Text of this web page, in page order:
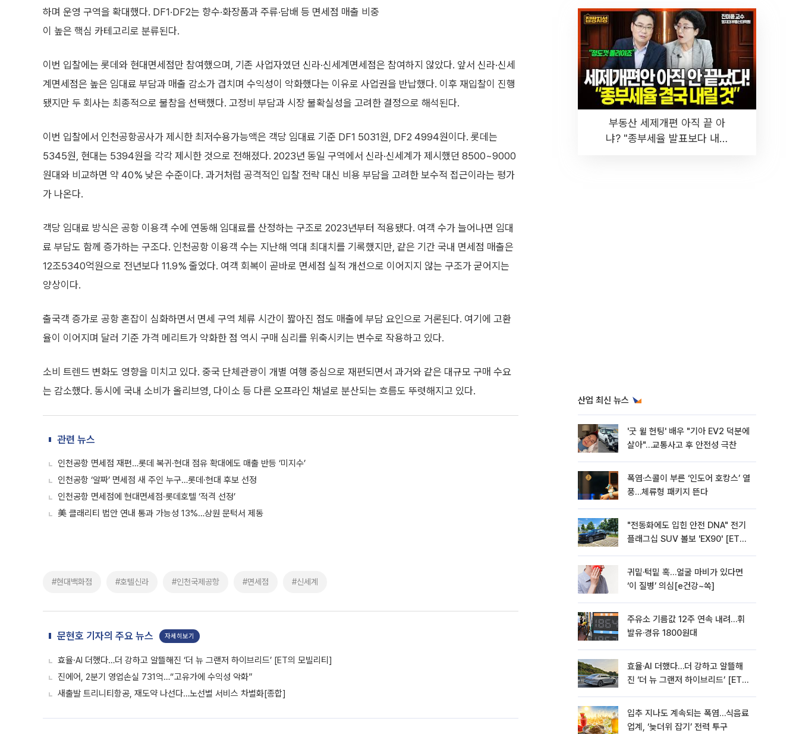
하며 운영 구역을 확대했다. DF1·DF2는 향수·화장품과 주류·담배 등 면세점 매출 비중
이 높은 핵심 카테고리로 분류된다.
이번 입찰에는 롯데와 현대면세점만 참여했으며, 기존 사업자였던 신라·신세계면세점은 참여하지 않았다. 앞서 신라·신세
계면세점은 높은 임대료 부담과 매출 감소가 겹치며 수익성이 악화했다는 이유로 사업권을 반납했다. 이후 재입찰이 진행
됐지만 두 회사는 최종적으로 불참을 선택했다. 고정비 부담과 시장 불확실성을 고려한 결정으로 해석된다.
이번 입찰에서 인천공항공사가 제시한 최저수용가능액은 객당 임대료 기준 DF1 5031원, DF2 4994원이다. 롯데는
5345원, 현대는 5394원을 각각 제시한 것으로 전해졌다. 2023년 동일 구역에서 신라·신세계가 제시했던 8500~9000
원대와 비교하면 약 40% 낮은 수준이다. 과거처럼 공격적인 입찰 전략 대신 비용 부담을 고려한 보수적 접근이라는 평가
가 나온다.
객당 임대료 방식은 공항 이용객 수에 연동해 임대료를 산정하는 구조로 2023년부터 적용됐다. 여객 수가 늘어나면 임대
료 부담도 함께 증가하는 구조다. 인천공항 이용객 수는 지난해 역대 최대치를 기록했지만, 같은 기간 국내 면세점 매출은
12조5340억원으로 전년보다 11.9% 줄었다. 여객 회복이 곧바로 면세점 실적 개선으로 이어지지 않는 구조가 굳어지는
양상이다.
출국객 증가로 공항 혼잡이 심화하면서 면세 구역 체류 시간이 짧아진 점도 매출에 부담 요인으로 거론된다. 여기에 고환
율이 이어지며 달러 기준 가격 메리트가 약화한 점 역시 구매 심리를 위축시키는 변수로 작용하고 있다.
소비 트렌드 변화도 영향을 미치고 있다. 중국 단체관광이 개별 여행 중심으로 재편되면서 과거와 같은 대규모 구매 수요
는 감소했다. 동시에 국내 소비가 올리브영, 다이소 등 다른 오프라인 채널로 분산되는 흐름도 뚜렷해지고 있다.
관련 뉴스
인천공항 면세점 재편…롯데 복귀·현대 점유 확대에도 매출 반등 ‘미지수’
인천공항 ‘알짜’ 면세점 새 주인 누구…롯데·현대 후보 선정
인천공항 면세점에 현대면세점·롯데호텔 ‘적격 선정’
美 클래리티 법안 연내 통과 가능성 13%…상원 문턱서 제동
#현대백화점 #호텔신라 #인천국제공항 #면세점 #신세계
문현호 기자의 주요 뉴스 자세히보기
효율·AI 더했다…더 강하고 알뜰해진 ‘더 뉴 그랜저 하이브리드’ [ET의 모빌리티]
진에어, 2분기 영업손실 731억…“고유가에 수익성 악화”
새출발 트리니티항공, 재도약 나선다…노선별 서비스 차별화[종합]
부동산 세제개편 아직 끝 아
냐? "종부세율 발표보다 내릴
산업 최신 뉴스
'굿 윌 헌팅' 배우 "기아 EV2 덕분에
살아"…교통사고 후 안전성 극찬
폭염·스콜이 부른 ‘인도어 호캉스’ 열
풍…체류형 패키지 뜬다
"전동화에도 입힌 안전 DNA" 전기
플래그십 SUV 볼보 'EX90' [ET의
귀밑·턱밑 혹…얼굴 마비가 있다면
‘이 질병’ 의심[e건강~쏙]
주유소 기름값 12주 연속 내려…휘
발유·경유 1800원대
효율·AI 더했다…더 강하고 알뜰해
진 ‘더 뉴 그랜저 하이브리드’ [ET의
입추 지나도 계속되는 폭염…식음료
업계, ‘늦더위 잡기’ 전력 투구